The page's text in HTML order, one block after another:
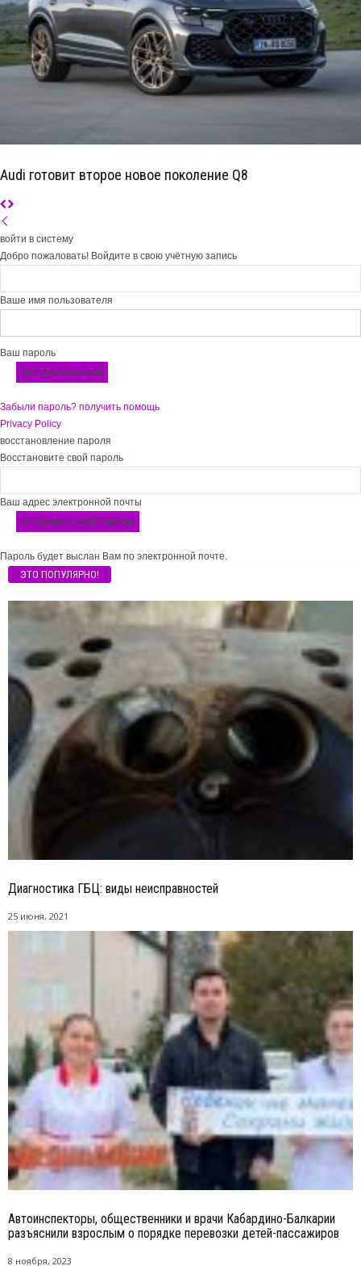
Audi готовит второе новое поколение Q8
войти в систему
Добро пожаловать! Войдите в свою учётную запись
Ваше имя пользователя
Ваш пароль
Забыли пароль? получить помощь
Privacy Policy
восстановление пароля
Восстановите свой пароль
Ваш адрес электронной почты
Пароль будет выслан Вам по электронной почте.
ЭТО ПОПУЛЯРНО!
Диагностика ГБЦ: виды неисправностей
25 июня, 2021
Автоинспекторы, общественники и врачи Кабардино-Балкарии
разъяснили взрослым о порядке перевозки детей-пассажиров
8 ноября, 2023